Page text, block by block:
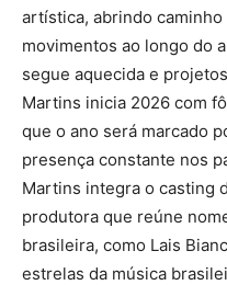
artística, abrindo
movimentos ao longo do
segue aquecida e
Martins inicia 2026 com
que o ano será marcado
presença constante nos
Martins integra o casting
produtora que reúne
brasileira, como Lais
estrelas da música